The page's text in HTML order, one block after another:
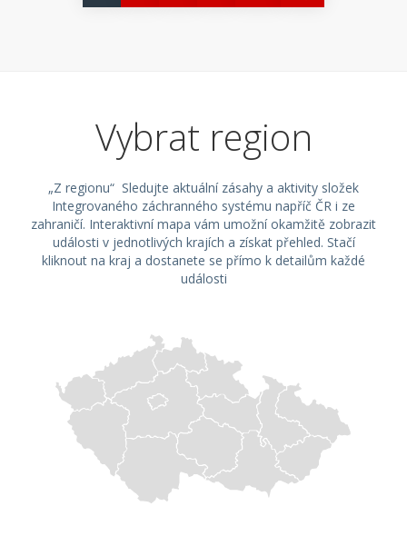
Vybrat region
„Z regionu“ Sledujte aktuální zásahy a aktivity složek
Integrovaného záchranného systému napříč ČR i ze
zahraničí. Interaktivní mapa vám umožní okamžitě zobrazit
události v jednotlivých krajích a získat přehled. Stačí
kliknout na kraj a dostanete se přímo k detailům každé
události